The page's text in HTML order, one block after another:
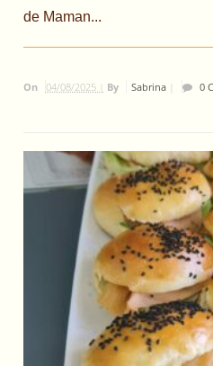
de Maman...
On 04/08/2025 | By Sabrina| 0